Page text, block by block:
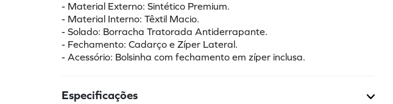
- Material Externo: Sintético Premium.
- Material Interno: Têxtil Macio.
- Solado: Borracha Tratorada Antiderrapante.
- Fechamento: Cadarço e Zíper Lateral.
- Acessório: Bolsinha com fechamento em zíper inclusa.
Especificações